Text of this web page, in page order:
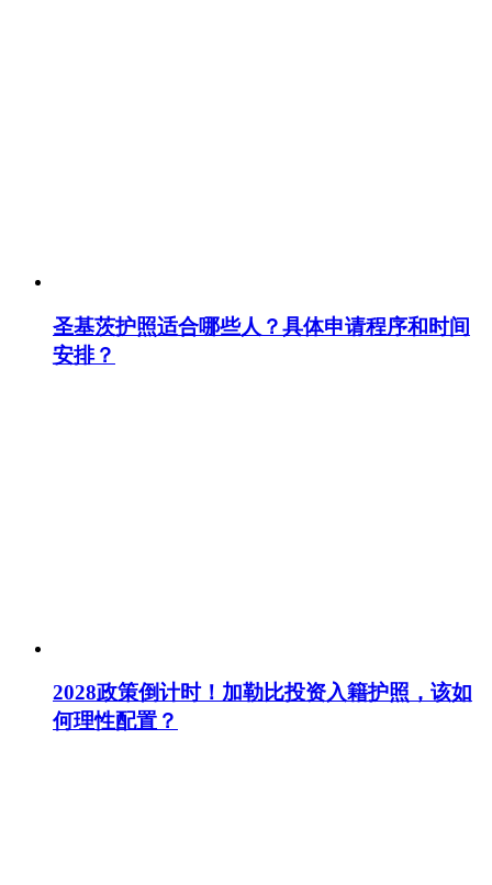
圣基茨护照适合哪些人？具体申请程序和时间
安排？
2028政策倒计时！加勒比投资入籍护照，该如
何理性配置？